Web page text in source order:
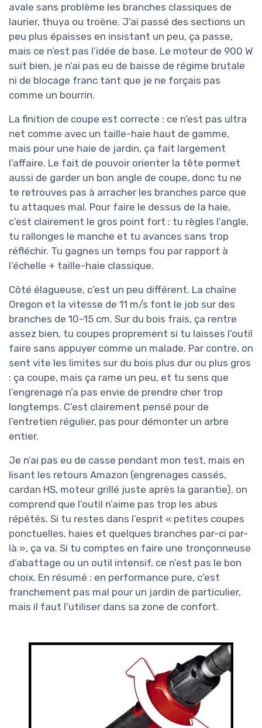
avale sans problème les branches classiques de
laurier, thuya ou troène. J’ai passé des sections un
peu plus épaisses en insistant un peu, ça passe,
mais ce n’est pas l’idée de base. Le moteur de 900 W
suit bien, je n’ai pas eu de baisse de régime brutale
ni de blocage franc tant que je ne forçais pas
comme un bourrin.
La finition de coupe est correcte : ce n’est pas ultra
net comme avec un taille-haie haut de gamme,
mais pour une haie de jardin, ça fait largement
l’affaire. Le fait de pouvoir orienter la tête permet
aussi de garder un bon angle de coupe, donc tu ne
te retrouves pas à arracher les branches parce que
tu attaques mal. Pour faire le dessus de la haie,
c’est clairement le gros point fort : tu règles l’angle,
tu rallonges le manche et tu avances sans trop
réfléchir. Tu gagnes un temps fou par rapport à
l’échelle + taille-haie classique.
Côté élagueuse, c’est un peu différent. La chaîne
Oregon et la vitesse de 11 m/s font le job sur des
branches de 10–15 cm. Sur du bois frais, ça rentre
assez bien, tu coupes proprement si tu laisses l’outil
faire sans appuyer comme un malade. Par contre, on
sent vite les limites sur du bois plus dur ou plus gros
: ça coupe, mais ça rame un peu, et tu sens que
l’engrenage n’a pas envie de prendre cher trop
longtemps. C’est clairement pensé pour de
l’entretien régulier, pas pour démonter un arbre
entier.
Je n’ai pas eu de casse pendant mon test, mais en
lisant les retours Amazon (engrenages cassés,
cardan HS, moteur grillé juste après la garantie), on
comprend que l’outil n’aime pas trop les abus
répétés. Si tu restes dans l’esprit « petites coupes
ponctuelles, haies et quelques branches par-ci par-
là », ça va. Si tu comptes en faire une tronçonneuse
d’abattage ou un outil intensif, ce n’est pas le bon
choix. En résumé : en performance pure, c’est
franchement pas mal pour un jardin de particulier,
mais il faut l’utiliser dans sa zone de confort.